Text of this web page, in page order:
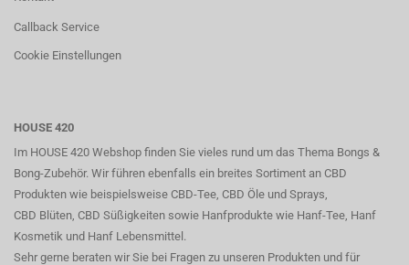
Callback Service
Cookie Einstellungen
HOUSE 420
Im HOUSE 420 Webshop finden Sie vieles rund um das Thema Bongs &
Bong-Zubehör. Wir führen ebenfalls ein breites Sortiment an CBD
Produkten wie beispielsweise CBD-Tee, CBD Öle und Sprays,
CBD Blüten, CBD Süßigkeiten sowie Hanfprodukte wie Hanf-Tee, Hanf
Kosmetik und Hanf Lebensmittel.
Sehr gerne beraten wir Sie bei Fragen zu unseren Produkten und für